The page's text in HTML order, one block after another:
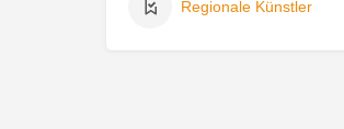
Regionale Künstler